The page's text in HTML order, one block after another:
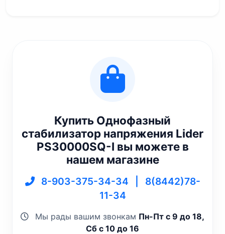
Купить Однофазный
стабилизатор напряжения Lider
PS30000SQ-I вы можете в
нашем магазине
8-903-375-34-34
8(8442)78-
11-34
Мы рады вашим звонкам Пн-Пт с 9 до 18,
Сб с 10 до 16